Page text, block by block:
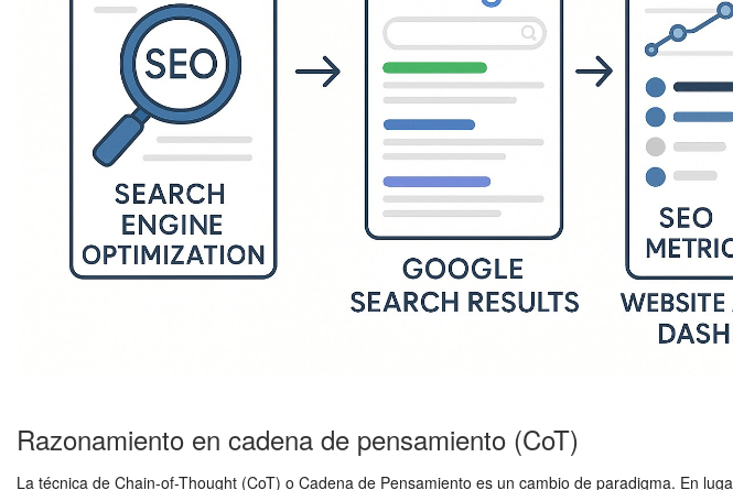
Razonamiento en cadena de pensamiento (CoT)
La técnica de Chain-of-Thought (CoT) o Cadena de Pensamiento es un cambio de paradigma. En